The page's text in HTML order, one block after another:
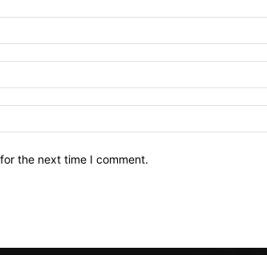
the next time I comment.